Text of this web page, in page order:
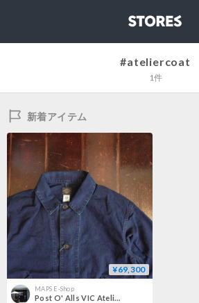
#ateliercoat
1件
新着アイテム
¥69,300
MAPS E-Shop
Post O' Alls VIC Atelier DEE